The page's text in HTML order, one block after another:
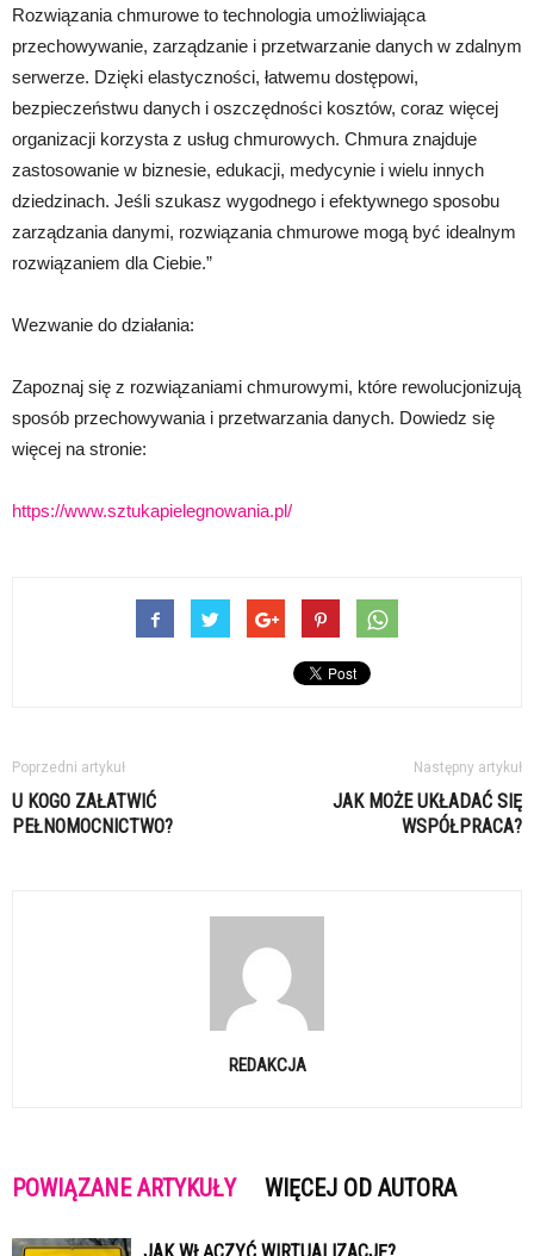
Rozwiązania chmurowe to technologia umożliwiająca
przechowywanie, zarządzanie i przetwarzanie danych w zdalnym
serwerze. Dzięki elastyczności, łatwemu dostępowi,
bezpieczeństwu danych i oszczędności kosztów, coraz więcej
organizacji korzysta z usług chmurowych. Chmura znajduje
zastosowanie w biznesie, edukacji, medycynie i wielu innych
dziedzinach. Jeśli szukasz wygodnego i efektywnego sposobu
zarządzania danymi, rozwiązania chmurowe mogą być idealnym
rozwiązaniem dla Ciebie.”
Wezwanie do działania:
Zapoznaj się z rozwiązaniami chmurowymi, które rewolucjonizują
sposób przechowywania i przetwarzania danych. Dowiedz się
więcej na stronie:
https://www.sztukapielegnowania.pl/
Poprzedni artykuł
U KOGO ZAŁATWIĆ
PEŁNOMOCNICTWO?
Następny artykuł
JAK MOŻE UKŁADAĆ SIĘ
WSPÓŁPRACA?
REDAKCJA
POWIĄZANE ARTYKUŁY WIĘCEJ OD AUTORA